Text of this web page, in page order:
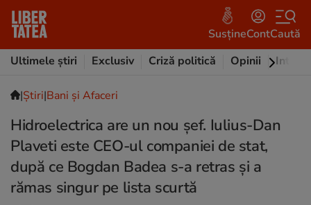
SusțineContCaută
Ultimele știri
Exclusiv Criză politică Opinii
|Ştiri|Bani și Afaceri
Hidroelectrica are un nou șef. Iulius-Dan
Plaveti este CEO-ul companiei de stat,
după ce Bogdan Badea s-a retras și a
rămas singur pe lista scurtă